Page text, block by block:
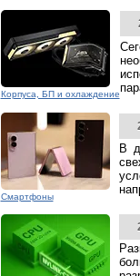
Корпуса, БП и охлаждение
Смартфоны
В